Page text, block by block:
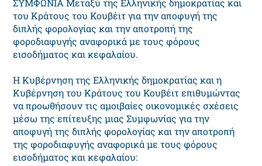
του Κράτους του Κουβέιτ για την αποφυγή της
διπλής φορολογίας και την αποτροπή της
φοροδιαφυγής αναφορικά με τους φόρους
εισοδήματος και κεφαλαίου.
Η Κυβέρνηση της Ελληνικής δημοκρατίας και η
Κυβέρνηση του Κράτους του Κουβέιτ επιθυμώντας
να προωθήσουν τις αμοιβαίες οικονομικές σχέσεις
μέσω της επίτευξης μιας Συμφωνίας για την
αποφυγή της διπλής φορολογίας και την αποτροπή
της φοροδιαφυγής αναφορικά με τους φόρους
εισοδήματος και κεφαλαίου: